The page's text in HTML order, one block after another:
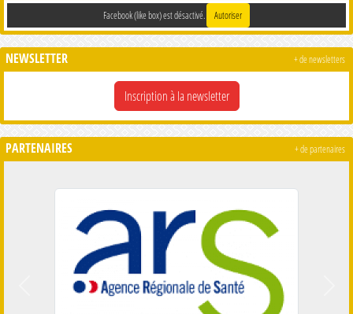
Facebook (like box) est désactivé. Autoriser
NEWSLETTER
Inscription à la newsletter
+ de newsletters
PARTENAIRES + de partenaires